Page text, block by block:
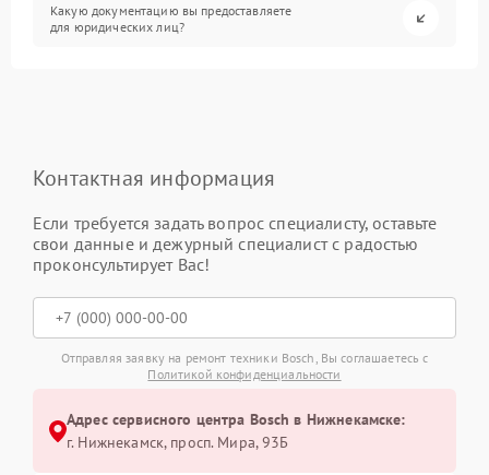
Какую документацию вы предоставляете
для юридических лиц?
Контактная информация
Если требуется задать вопрос специалисту, оставьте
свои данные и дежурный специалист с радостью
проконсультирует Вас!
Отправляя заявку на ремонт техники Bosch, Вы соглашаетесь с
Политикой конфиденциальности
Адрес сервисного центра Bosch в Нижнекамске:
г. Нижнекамск, просп. Мира, 93Б